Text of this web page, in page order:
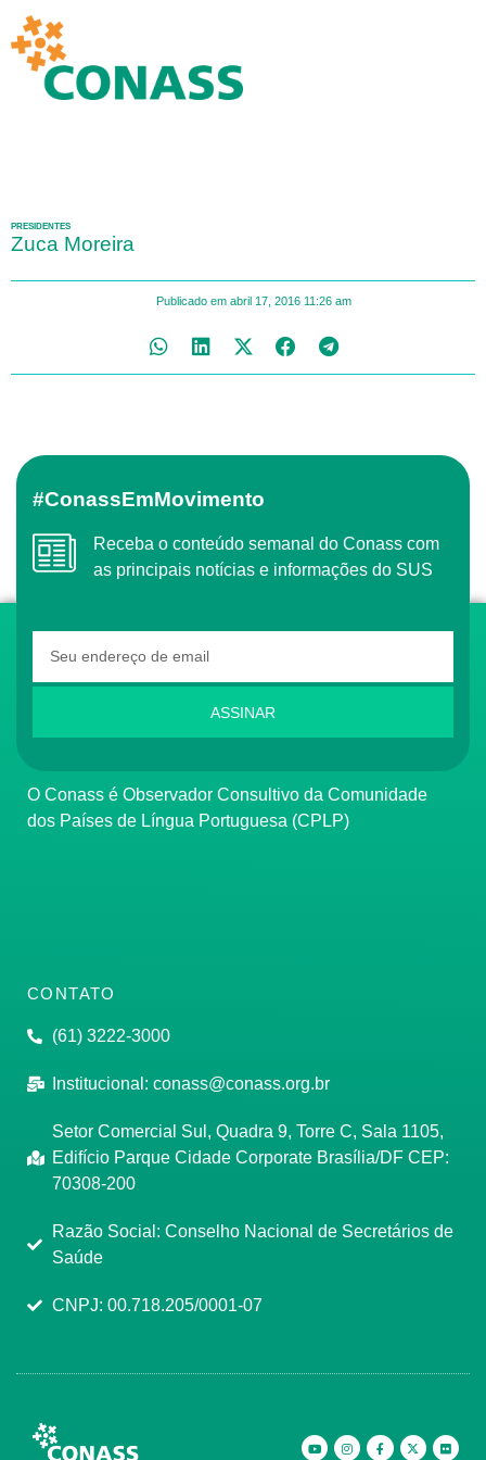
PRESIDENTES
Zuca Moreira
Publicado em abril 17, 2016 11:26 am
#ConassEmMovimento
Receba o conteúdo semanal do Conass com
as principais notícias e informações do SUS
ASSINAR
O Conass é Observador Consultivo da Comunidade
dos Países de Língua Portuguesa (CPLP)
CONTATO
(61) 3222-3000
Institucional: conass@conass.org.br
Setor Comercial Sul, Quadra 9, Torre C, Sala 1105,
Edifício Parque Cidade Corporate Brasília/DF CEP:
70308-200
Razão Social: Conselho Nacional de Secretários de
Saúde
CNPJ: 00.718.205/0001-07